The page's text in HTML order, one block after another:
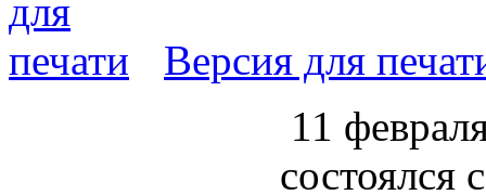
Версия для
11
состоялся